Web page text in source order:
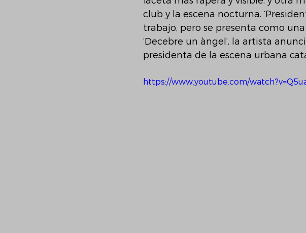
club y la escena nocturna.
trabajo, pero se presenta como
‘Decebre un àngel’, la artista
presidenta de la escena urbana
https://www.youtube.com/